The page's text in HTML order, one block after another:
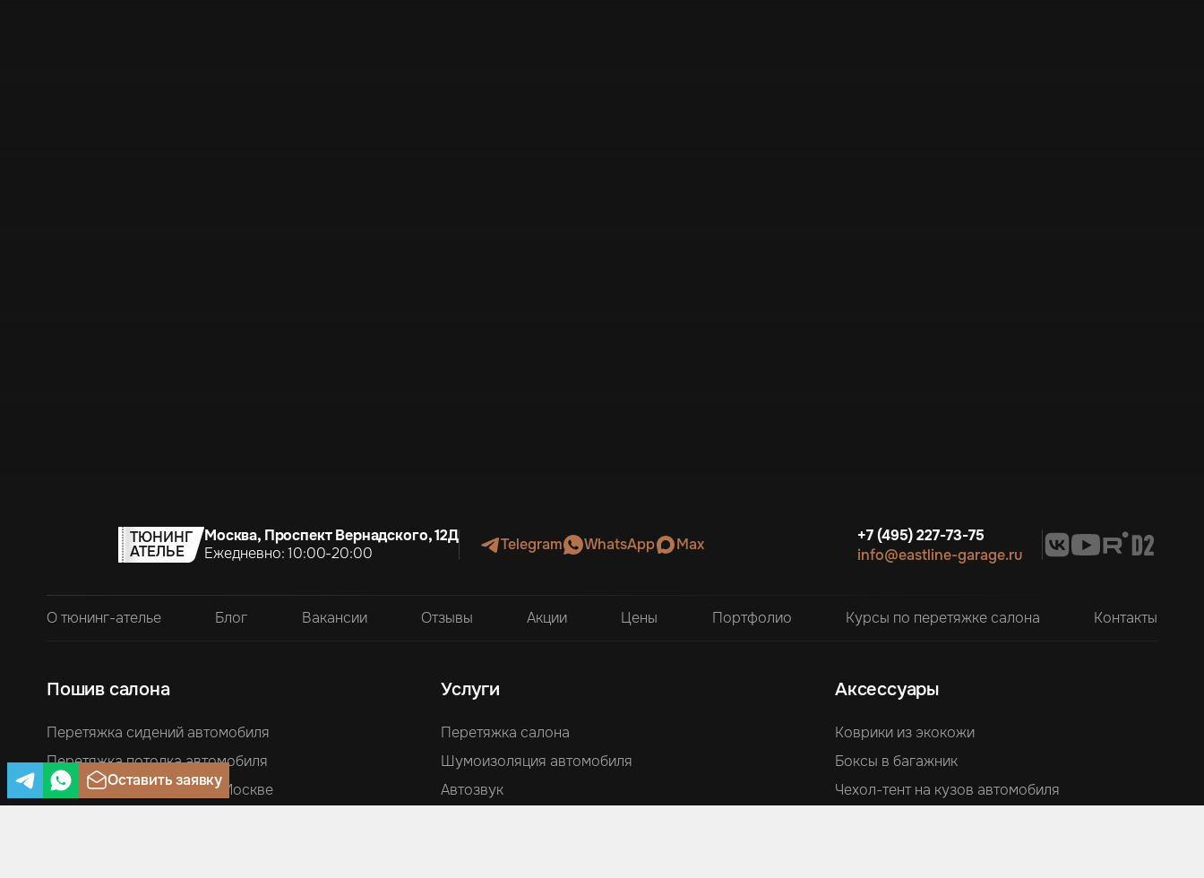
ТЮНИНГ
АТЕЛЬЕ
Москва, Проспект Вернадского, 12Д
Ежедневно: 10:00-20:00
Telegram WhatsApp Max
+7 (495) 227-73-75
info@eastline-garage.ru
О тюнинг-ателье Блог Вакансии Отзывы Акции Цены Портфолио Курсы по перетяжке салона Контакты
Пошив салона
Перетяжка сидений автомобиля
Перетяжка потолка автомобиля
Перетяжка руля кожей в Москве
Услуги
Перетяжка салона
Шумоизоляция автомобиля
Автозвук
Аксессуары
Коврики из экокожи
Боксы в багажник
Чехол-тент на кузов автомобиля
Оставить заявку